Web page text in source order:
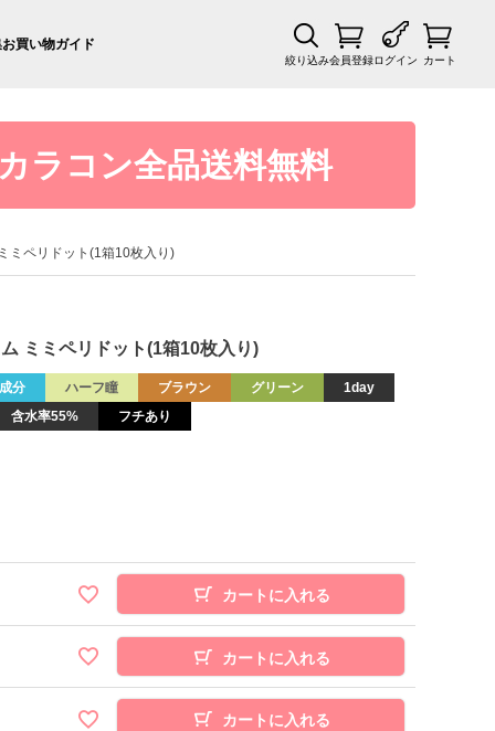
お買い物ガイド
絞り込み会員登録ログイン カート
カラコン全品送料無料
ミペリドット(1箱10枚入り)
ミミペリドット(1箱10枚入り)
分 ハーフ瞳 ブラウン グリーン
1day
含水率55% フチあり
カートに入れる
カートに入れる
カートに入れる